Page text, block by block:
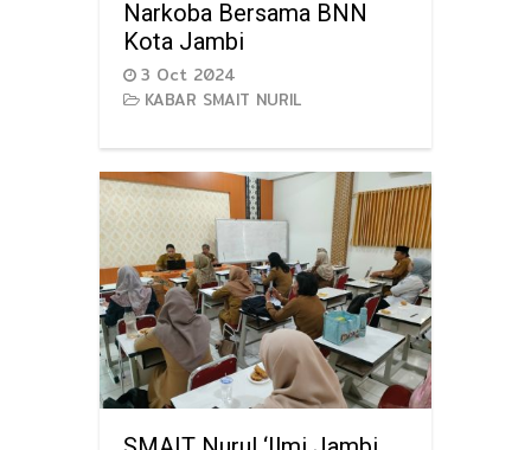
Narkoba Bersama BNN
Kota Jambi
3 Oct 2024
KABAR SMAIT NURIL